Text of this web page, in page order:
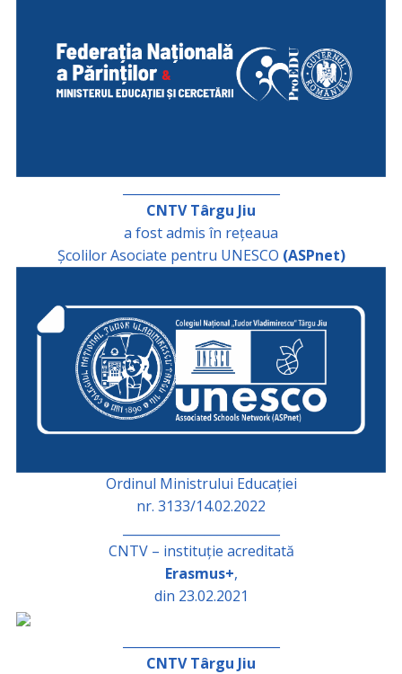
CNTV Târgu Jiu
a fost admis în rețeaua
Școlilor Asociate pentru UNESCO (ASPnet)
Ordinul Ministrului Educației
nr. 3133/14.02.2022
CNTV – instituție acreditată
Erasmus+,
din 23.02.2021
CNTV Târgu Jiu